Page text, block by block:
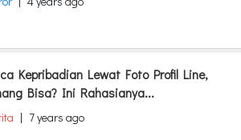
Kepribadian Lewat Foto Profil Line,
Bisa? Ini Rahasianya...
| 7 years ago